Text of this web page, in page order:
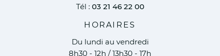
Tél : 03 21 46 22 00
HORAIRES
Du lundi au vendredi
8h30 - 12h / 13h30 - 17h